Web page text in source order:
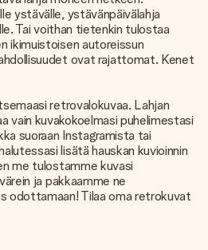
ystävälle, ystävänpäivälahja
Tai voithan tietenkin tulostaa
ikimuistoisen autoreissun
ovat rajattomat. Kenet
retrovalokuvaa. Lahjan
vain kuvakokoelmasi puhelimestasi
suoraan Instagramista tai
lisätä hauskan kuvioinnin
me tulostamme kuvasi
ja pakkaamme ne
odottamaan! Tilaa oma retrokuvat